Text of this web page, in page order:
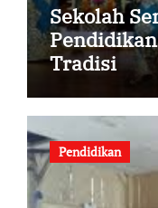
Sekolah
Tradisi
Pendidikan